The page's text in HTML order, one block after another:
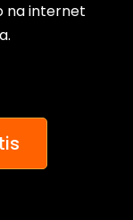
na internet